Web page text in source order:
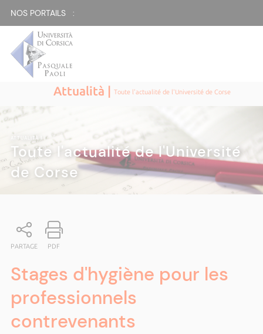
NOS PORTAILS :
Attualità |Toute l'actualité de l'Université de Corse
ATTUALITÀ|
Toute l'actualité de l'Université
de Corse
PARTAGE PDF
Stages d'hygiène pour les
professionnels
contrevenants